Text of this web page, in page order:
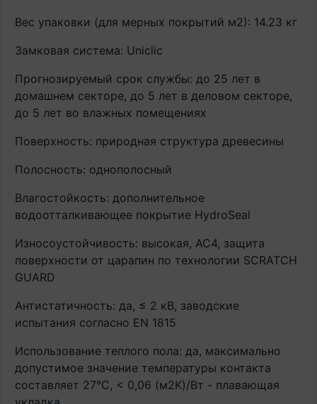
Вес упаковки (для мерных покрытий м2): 14.23 кг
Замковая система: Uniclic
Прогнозируемый срок службы: до 25 лет в
домашнем секторе, до 5 лет в деловом секторе,
до 5 лет во влажных помещениях
Поверхность: природная структура древесины
Полосность: однополосный
Влагостойкость: дополнительное
водоотталкивающее покрытие HydroSeal
Износоустойчивость: высокая, AC4, защита
поверхности от царапин по технологии SCRATCH
GUARD
Антистатичность: да, ≤ 2 кВ, заводские
испытания согласно EN 1815
Использование теплого пола: да, максимально
допустимое значение температуры контакта
составляет 27°С, < 0,06 (м2K)/Вт - плавающая